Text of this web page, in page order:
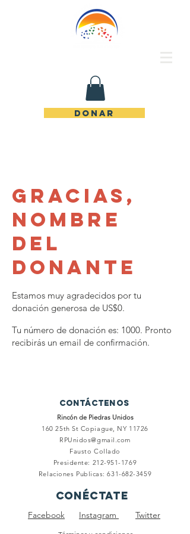
DONAR
Gracias,
Nombre
del
donante
Estamos muy agradecidos por tu
donación generosa de US$0.
Tu número de donación es: 1000. Pronto
recibirás un email de confirmación.
Contáctenos
Rincón de Piedras Unidos
160 25th St Copiague, NY 11726
RPUnidos@gmail.com
Fausto Collado
Presidente: 212-951-1769
Relaciones Publicas:631-682-3459
Conéctate
Facebook Instagram Twitter